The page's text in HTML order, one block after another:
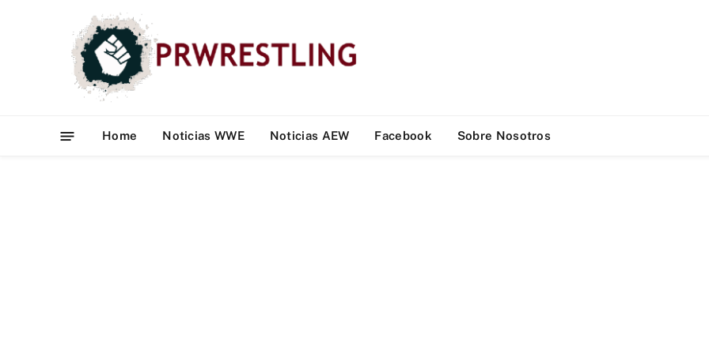
Home Noticias WWE Noticias AEW Facebook Sobre Nosotros